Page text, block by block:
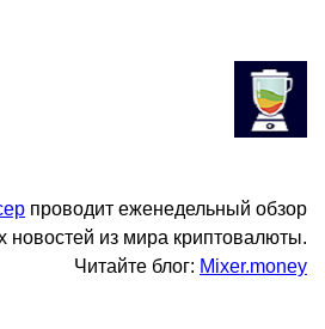
проводит еженедельный обзор
новостей из мира криптовалюты.
Читайте блог: Mixer.money